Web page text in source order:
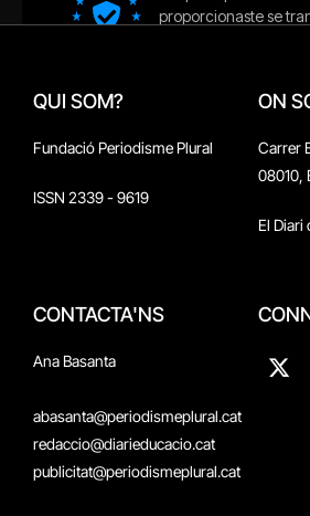
QUI SOM?
Fundació Periodisme Plural
ISSN 2339 - 9619
ON
Carrer
08010,
El Diari
CONTACTA'NS
Ana Basanta
abasanta@periodismeplural.cat
redaccio@diarieducacio.cat
publicitat@periodismeplural.cat
X